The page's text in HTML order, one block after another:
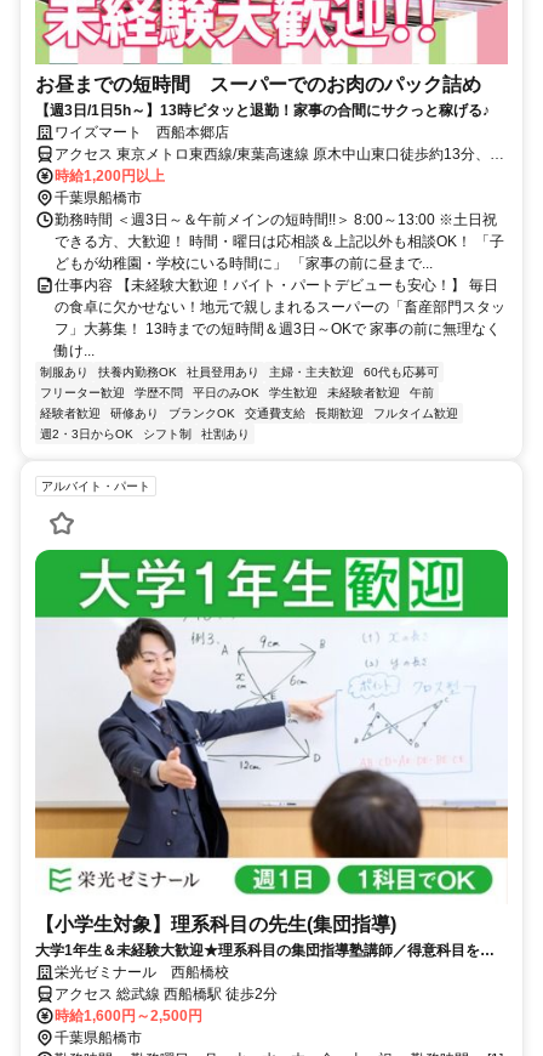
お昼までの短時間 スーパーでのお肉のパック詰め
【週3日/1日5h～】13時ピタッと退勤！家事の合間にサクっと稼げる♪
ワイズマート 西船本郷店
アクセス 東京メトロ東西線/東葉高速線 原木中山東口徒歩約13分、京
成本線 東中山南口徒歩約14分、ＪＲ武蔵野線 西船橋南口徒歩約16分
西船橋駅・原木中山駅徒歩15分／自転車OK
時給1,200円以上
千葉県船橋市
勤務時間 ＜週3日～＆午前メインの短時間!!＞ 8:00～13:00 ※土日祝
できる方、大歓迎！ 時間・曜日は応相談＆上記以外も相談OK！ 「子
どもが幼稚園・学校にいる時間に」 「家事の前に昼まで...
仕事内容 【未経験大歓迎！バイト・パートデビューも安心！】 毎日
の食卓に欠かせない！地元で親しまれるスーパーの「畜産部門スタッ
フ」大募集！ 13時までの短時間＆週3日～OKで 家事の前に無理なく
働け...
制服あり 扶養内勤務OK 社員登用あり 主婦・主夫歓迎
60代も応募可
フリーター歓迎
学歴不問 平日のみOK 学生歓迎 未経験者歓迎
午前
経験者歓迎
研修あり ブランクOK 交通費支給 長期歓迎
フルタイム歓迎
週2・3日からOK
シフト制 社割あり
アルバイト・パート
【小学生対象】理系科目の先生(集団指導)
大学1年生＆未経験大歓迎★理系科目の集団指導塾講師／得意科目を教
えよう！大学生活躍中！
栄光ゼミナール 西船橋校
アクセス 総武線 西船橋駅 徒歩2分
時給1,600円～2,500円
千葉県船橋市